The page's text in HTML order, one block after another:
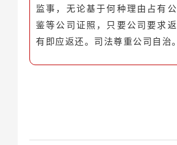
监事，无论基于何种理由占有
鉴等公司证照，只要公司要求
有即应返还。司法尊重公司自治。